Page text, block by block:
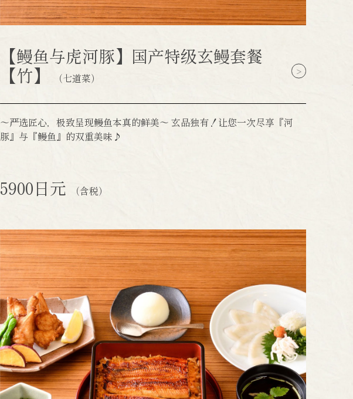
【鳗鱼与虎河豚】国产特级玄鳗套餐
【竹】
（七道菜）
～严选匠心，极致呈现鳗鱼本真的鲜美～ 玄品独有！让您一次尽享『河
豚』与『鳗鱼』的双重美味♪
5900日元 （含税）